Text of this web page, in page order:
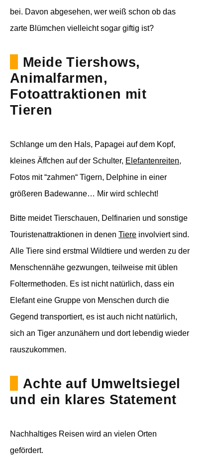
bei. Davon abgesehen, wer weiß schon ob das
zarte Blümchen vielleicht sogar giftig ist?
Meide Tiershows,
Animalfarmen,
Fotoattraktionen mit
Tieren
Schlange um den Hals, Papagei auf dem Kopf,
kleines Äffchen auf der Schulter, Elefantenreiten,
Fotos mit “zahmen“ Tigern, Delphine in einer
größeren Badewanne… Mir wird schlecht!
Bitte meidet Tierschauen, Delfinarien und sonstige
Touristenattraktionen in denen Tiere involviert sind.
Alle Tiere sind erstmal Wildtiere und werden zu der
Menschennähe gezwungen, teilweise mit üblen
Foltermethoden. Es ist nicht natürlich, dass ein
Elefant eine Gruppe von Menschen durch die
Gegend transportiert, es ist auch nicht natürlich,
sich an Tiger anzunähern und dort lebendig wieder
rauszukommen.
Achte auf Umweltsiegel
und ein klares Statement
Nachhaltiges Reisen wird an vielen Orten
gefördert.